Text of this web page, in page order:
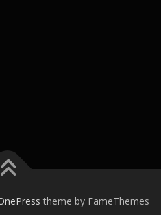
theme by FameThemes